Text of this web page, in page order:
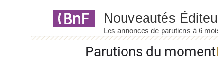
Parutions du moment